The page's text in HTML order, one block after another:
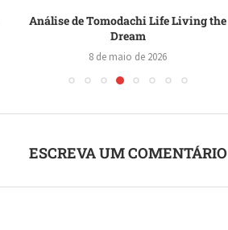
Análise de Tomodachi Life Living the
Dream
8 de maio de 2026
ESCREVA UM COMENTÁRIO